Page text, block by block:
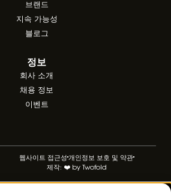
브랜드
지속 가능성
블로그
정보
회사 소개
채용 정보
이벤트
웹사이트 접근성개인정보 보호 및 약관
제작: ❤️ by Twofold